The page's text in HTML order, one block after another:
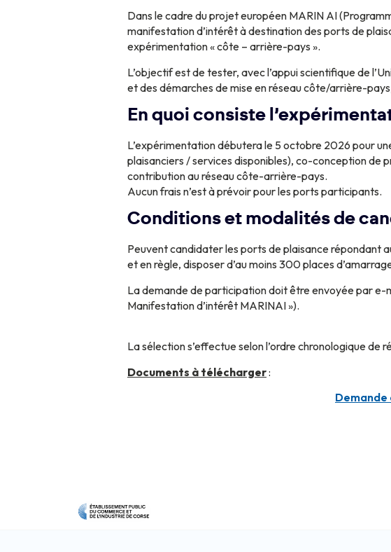
Dans le cadre du projet européen MARIN AI
manifestation d’intérêt à destination des ports de
expérimentation « côte – arrière-pays ».
L’objectif est de tester, avec l’appui scientifique de
et des démarches de mise en réseau côte/arrière-
En quoi consiste
L’expérimentation débutera le 5 octobre 2026 pour
plaisanciers / services disponibles), co-conception de
contribution au réseau côte-arrière-pays.
Aucun frais n’est à prévoir pour les ports participants.
Conditions et modalités de
Peuvent candidater les ports de plaisance répondant
et en règle, disposer d’au moins 300 places
La demande de participation doit être envoyée par e-
Manifestation d’intérêt MARINAI »).
La sélection s’effectue selon l’ordre chronologique
Documents à télécharger: